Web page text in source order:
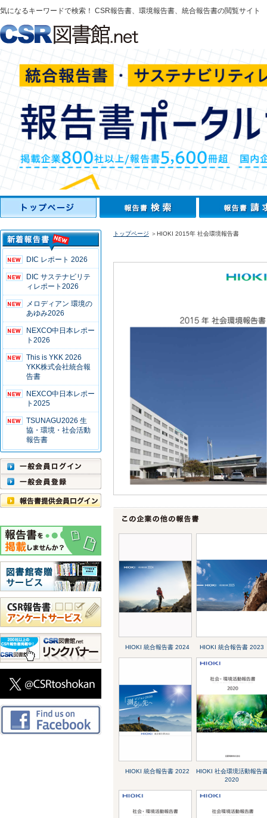
気になるキーワードで検索！ CSR報告書、環境報告書、統合報告書の閲覧サイト
DIC レポート 2026
DIC サステナビリテ
ィレポート2026
メロディアン 環境の
あゆみ2026
NEXCO中日本レポー
ト2026
This is YKK 2026
YKK株式会社統合報
告書
NEXCO中日本レポー
ト2025
TSUNAGU2026 生
協・環境・社会活動
報告書
トップページ ＞HIOKI 2015年 社会環境報告書
HIOKI 統合報告書 2024 HIOKI 統合報告書 2023
HIOKI 統合報告書 2022
HIOKI 社会環境活動報告
2020